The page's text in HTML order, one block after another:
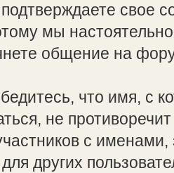
свое
мы
общение на
что имя, с
не
с
для других